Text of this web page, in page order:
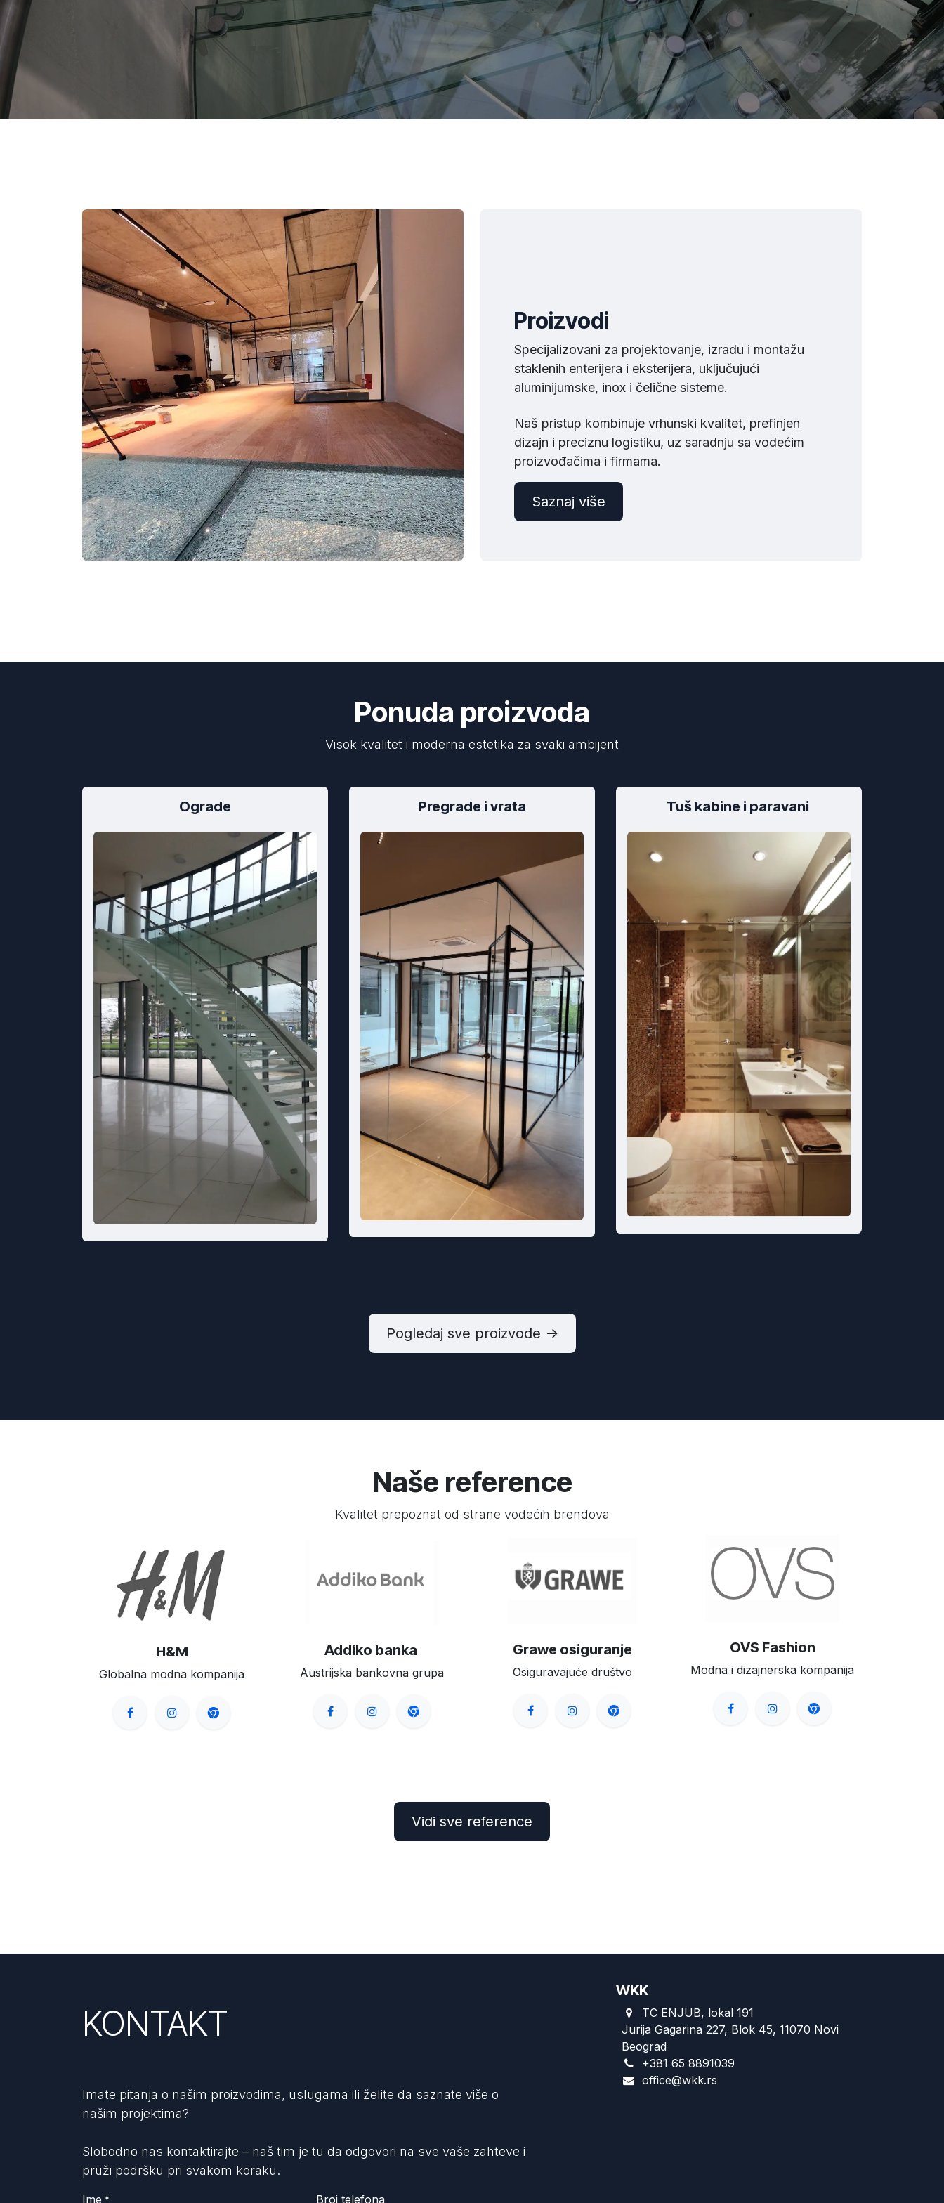
Proizvodi
Specijalizovani za projektovanje, izradu i montažu
staklenih enterijera i eksterijera, uključujući
aluminijumske, inox i čelične sisteme.
Naš pristup kombinuje vrhunski kvalitet, prefinjen
dizajn i preciznu logistiku, uz saradnju sa vodećim
proizvođačima i firmama.
Saznaj viš​​e
Ponuda proizvoda
Visok kvalitet i moderna estetika za svaki ambijent
Ograde Pregrade i vrata Tuš kabine i paravani
​​Pogledaj sve proizvode ->
Naše reference
Kvalitet prepoznat od strane vodećih brendova
H&M
Globalna modna kompanija
Addiko banka
Austrijska bankovna grupa
Grawe osiguranje
Osiguravajuće društvo
OVS Fashion
Modna i dizajnerska kompanija
Vidi sve referenc​​e​​
KONTAKT
Imate pitanja o našim proizvodima, uslugama ili želite da saznate više o
našim projektima?
Slobodno nas kontaktirajte – naš tim je tu da odgovori na sve vaše zahteve i
pruži podršku pri svakom koraku.
Ime * Broj telefona
WKK
TC ENJUB, lokal 191
Jurija Gagarina 227, Blok 45, 11070 Novi
Beograd
+381 65 8891039
office@wkk.rs